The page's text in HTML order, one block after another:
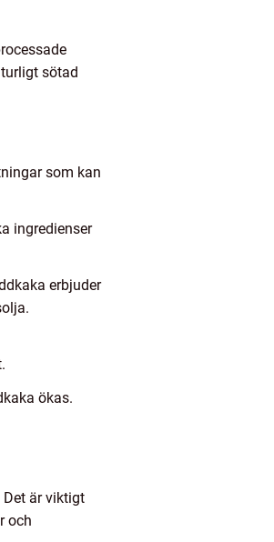
sötad
som kan
ingredienser
erbjuder
ökas.
är viktigt
och